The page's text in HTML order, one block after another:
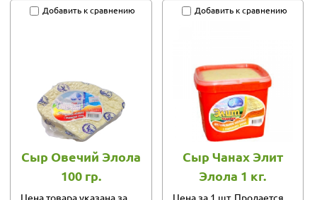
Добавить к сравнению
Сыр Овечий Элола
100 гр.
Цена товара указана за
Добавить к сравнению
Сыр Чанах Элит
Элола 1 кг.
Цена за 1 шт. Продается